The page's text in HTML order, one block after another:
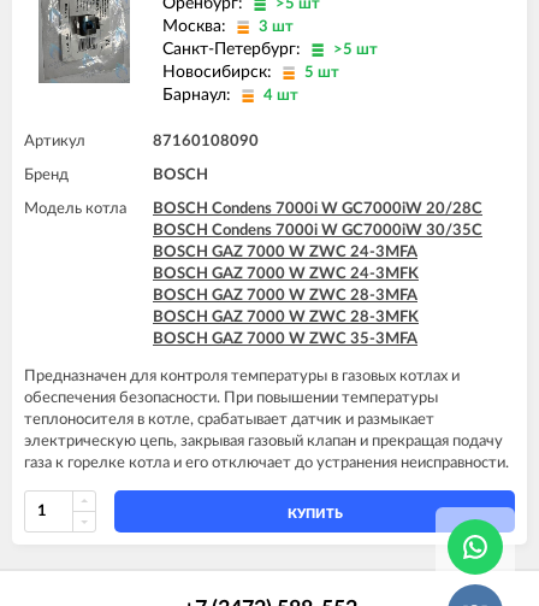
BOSCH GAZ 7000 W ZWC 24-3MFA
BOSCH GAZ 7000 W ZWC 24-3MFK
BOSCH GAZ 7000 W ZWC 28-3MFA
BOSCH GAZ 7000 W ZWC 28-3MFK
BOSCH GAZ 7000 W ZWC 35-3MFA
>5 шт
Москва: 3 шт
Санкт-Петербург: >5 шт
Новосибирск: 5 шт
Барнаул: 4 шт
Артикул 87160108090
Бренд BOSCH
Модель котла
BOSCH Condens 7000i W GC7000iW 20/28C
BOSCH Condens 7000i W GC7000iW 30/35C
BOSCH GAZ 7000 W ZWC 24-3MFA
BOSCH GAZ 7000 W ZWC 24-3MFK
BOSCH GAZ 7000 W ZWC 28-3MFA
BOSCH GAZ 7000 W ZWC 28-3MFK
BOSCH GAZ 7000 W ZWC 35-3MFA
Предназначен для контроля температуры в газовых котлах и
обеспечения безопасности. При повышении температуры
теплоносителя в котле, срабатывает датчик и размыкает
электрическую цепь, закрывая газовый клапан и прекращая подачу
газа к горелке котла и его отключает до устранения неисправности.
КУПИТЬ